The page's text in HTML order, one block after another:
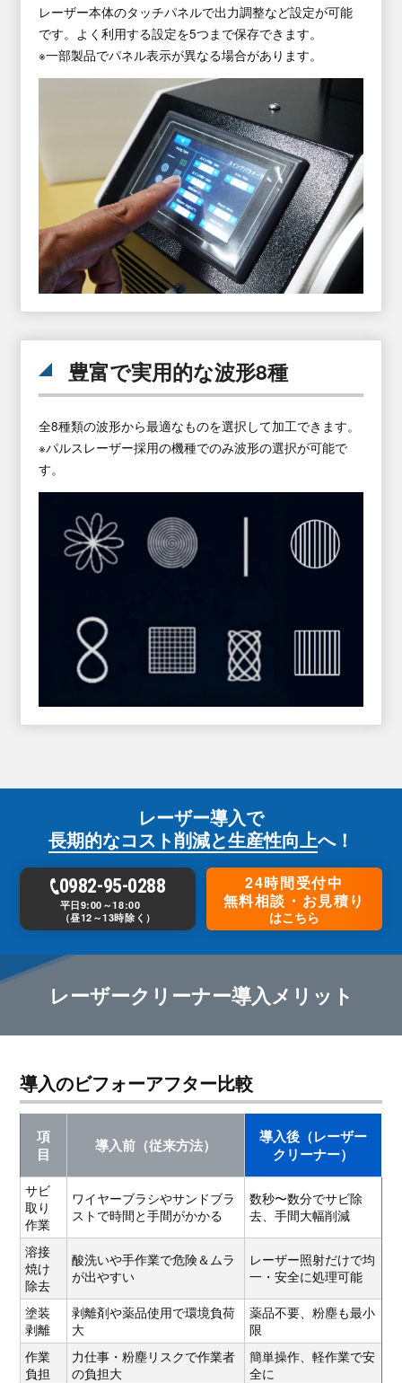
レーザー本体のタッチパネルで出力調整など設定が可能
です。よく利用する設定を5つまで保存できます。
※一部製品でパネル表示が異なる場合があります。
豊富で実用的な波形8種
全8種類の波形から最適なものを選択して加工できます。
※パルスレーザー採用の機種でのみ波形の選択が可能で
す。
レーザー導入で
長期的なコスト削減と生産性向上へ！
0982-95-0288
平日9:00～18:00
（昼12～13時除く）
24時間受付中
無料相談・お見積り
はこちら
レーザークリーナー導入メリット
導入のビフォーアフター比較
項
目
導入前（従来方法）
導入後（レーザー
クリーナー）
サビ
取り
作業
ワイヤーブラシやサンドブラ
ストで時間と手間がかかる
数秒〜数分でサビ除
去、手間大幅削減
溶接
焼け
除去
酸洗いや手作業で危険＆ムラ
が出やすい
レーザー照射だけで均
一・安全に処理可能
塗装
剥離
剥離剤や薬品使用で環境負荷
大
薬品不要、粉塵も最小
限
作業
負担
力仕事・粉塵リスクで作業者
の負担大
簡単操作、軽作業で安
全に